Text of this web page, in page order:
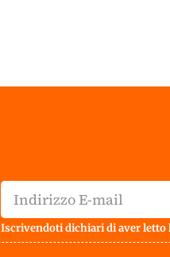
Iscrivendoti dichiari di aver letto